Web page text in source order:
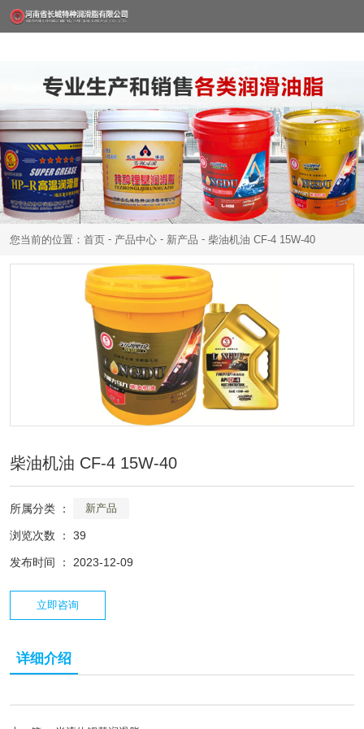
您当前的位置：首页 - 产品中心 - 新产品 - 柴油机油 CF-4 15W-40
柴油机油 CF-4 15W-40
所属分类 ： 新产品
浏览次数 ： 39
发布时间 ： 2023-12-09
立即咨询
详细介绍